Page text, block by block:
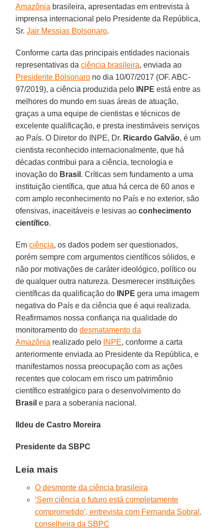
Amazônia brasileira, apresentadas em entrevista à
imprensa internacional pelo Presidente da República,
Sr.Jair Messias Bolsonaro.
Conforme carta das principais entidades nacionais
representativas daciência brasileira, enviada ao
Presidente Bolsonaro no dia 10/07/2017 (OF. ABC-
97/2019), a ciência produzida pelo
INPE está entre as
melhores do mundo em suas áreas de atuação,
graças a uma equipe de cientistas e técnicos de
excelente qualificação, e presta inestimáveis serviços
ao País. O Diretor do INPE, Dr. Ricardo Galvão, é um
cientista reconhecido internacionalmente, que há
décadas contribui para a ciência, tecnologia e
inovação do Brasil . Críticas sem fundamento a uma
instituição científica, que atua há cerca de 60 anos e
com amplo reconhecimento no País e no exterior, são
ofensivas, inaceitáveis e lesivas aoconhecimento
científico.
Emciência, os dados podem ser questionados,
porém sempre com argumentos científicos sólidos, e
não por motivações de caráter ideológico, político ou
de qualquer outra natureza. Desmerecer instituições
científicas da qualificação do
INPE gera uma imagem
negativa do País e da ciência que é aqui realizada.
Reafirmamos nossa confiança na qualidade do
monitoramento dodesmatamento da
Amazônia realizado pelo INPE, conforme a carta
anteriormente enviada ao Presidente da República, e
manifestamos nossa preocupação com as ações
recentes que colocam em risco um patrimônio
científico estratégico para o desenvolvimento do
Brasil e para a soberania nacional.
Ildeu de Castro Moreira
Presidente da SBPC
Leia mais
O desmonte da ciência brasileira
‘Sem ciência o futuro está completamente
comprometido’, entrevista com Fernanda Sobral,
conselheira da SBPC